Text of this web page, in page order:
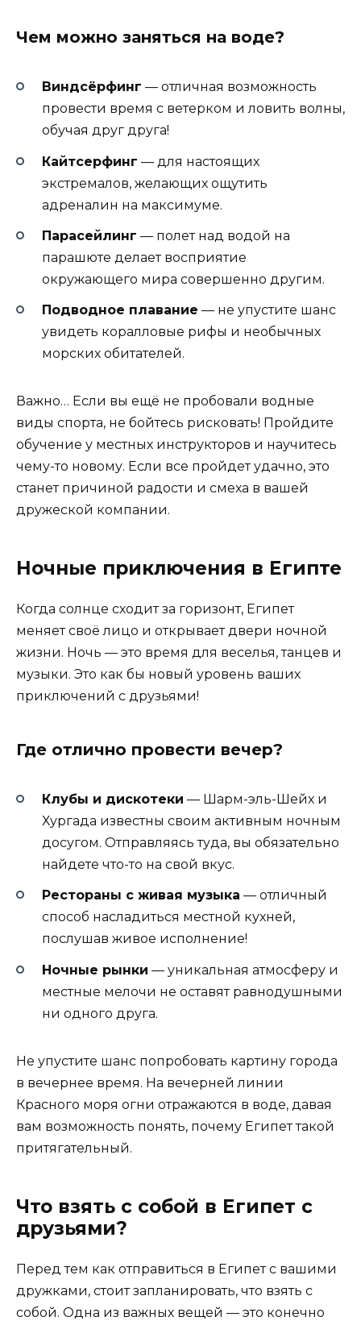
Чем можно заняться на воде?
Виндсёрфинг — отличная возможность
провести время с ветерком и ловить волны,
обучая друг друга!
Кайтсерфинг — для настоящих
экстремалов, желающих ощутить
адреналин на максимуме.
Парасейлинг — полет над водой на
парашюте делает восприятие
окружающего мира совершенно другим.
Подводное плавание — не упустите шанс
увидеть коралловые рифы и необычных
морских обитателей.
Важно… Если вы ещё не пробовали водные
виды спорта, не бойтесь рисковать! Пройдите
обучение у местных инструкторов и научитесь
чему-то новому. Если все пройдет удачно, это
станет причиной радости и смеха в вашей
дружеской компании.
Ночные приключения в Египте
Когда солнце сходит за горизонт, Египет
меняет своё лицо и открывает двери ночной
жизни. Ночь — это время для веселья, танцев и
музыки. Это как бы новый уровень ваших
приключений с друзьями!
Где отлично провести вечер?
Клубы и дискотеки — Шарм-эль-Шейх и
Хургада известны своим активным ночным
досугом. Отправляясь туда, вы обязательно
найдете что-то на свой вкус.
Рестораны с живая музыка — отличный
способ насладиться местной кухней,
послушав живое исполнение!
Ночные рынки — уникальная атмосферу и
местные мелочи не оставят равнодушными
ни одного друга.
Не упустите шанс попробовать картину города
в вечернее время. На вечерней линии
Красного моря огни отражаются в воде, давая
вам возможность понять, почему Египет такой
притягательный.
Что взять с собой в Египет с
друзьями?
Перед тем как отправиться в Египет с вашими
дружками, стоит запланировать, что взять с
собой. Одна из важных вещей — это конечно